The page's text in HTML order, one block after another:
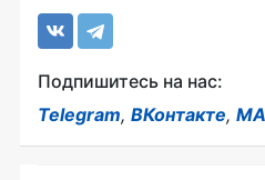
Подпишитесь на нас:
Telegram, ВКонтакте,